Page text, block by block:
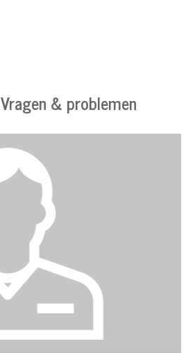
Vragen & problemen